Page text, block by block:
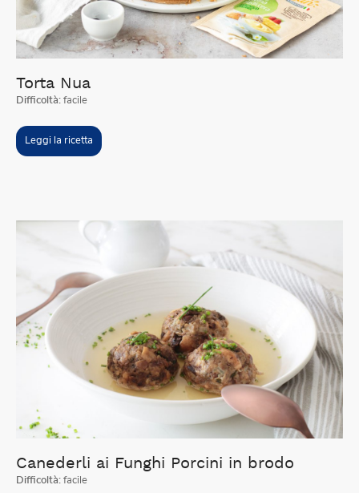
Torta Nua
Difficoltà: facile
Leggi la ricetta
Canederli ai Funghi Porcini in brodo
Difficoltà: facile